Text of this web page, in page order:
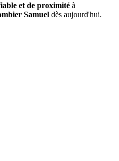
et de proximité à
Samuel dès aujourd'hui.